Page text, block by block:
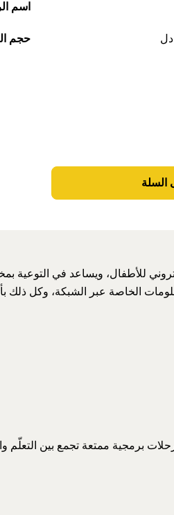
اسم
حجم
السلة
للأطفال، ويساعد في التوعية
الخاصة عبر الشبكة، وكل ذلك
برمجية ممتعة تجمع بين